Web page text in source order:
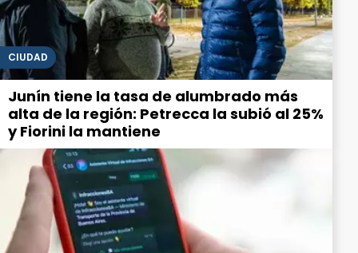
CIUDAD
Junín tiene la tasa de alumbrado más
alta de la región: Petrecca la subió al 25%
y Fiorini la mantiene